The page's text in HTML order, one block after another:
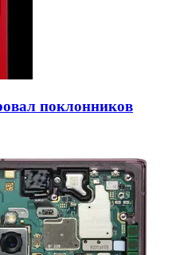
поклонников